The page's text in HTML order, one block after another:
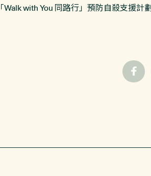
「Walk with You 同路行」預防自殺支援計劃